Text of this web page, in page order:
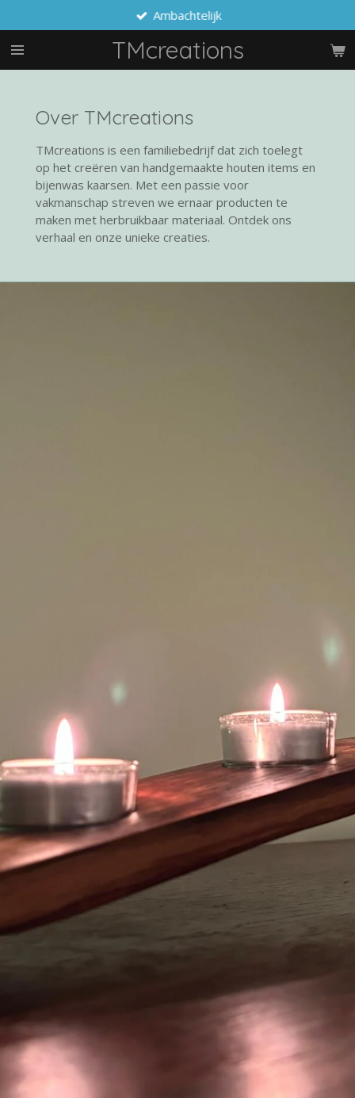
direct
naar
de
TMcreations
Ambachtelijk
Over TMcreations
TMcreations is een familiebedrijf dat zich toelegt
op het creëren van handgemaakte houten items en
bijenwas kaarsen. Met een passie voor
vakmanschap streven we ernaar producten te
maken met herbruikbaar materiaal. Ontdek ons
verhaal en onze unieke creaties.